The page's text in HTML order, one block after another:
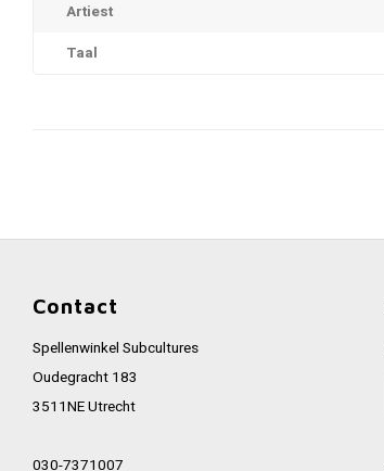
Artiest
Taal
Contact
Spellenwinkel Subcultures
Oudegracht 183
3511NE Utrecht
030-7371007